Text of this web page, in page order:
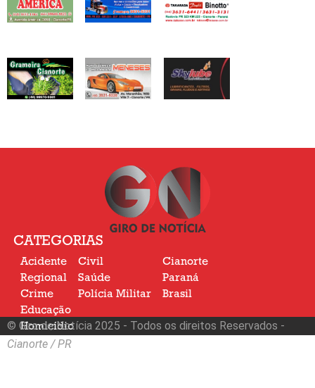
CATEGORIAS
Acidente
Regional
Crime
Civil
Saúde
Polícia Militar
Cianorte
Paraná
Brasil
Educação
Homicídio
Nacional
© Giro de Notícia 2025 - Todos os direitos Reservados -
Cianorte / PR